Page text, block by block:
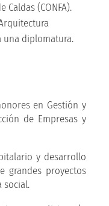
(CONFA).
una diplomatura.
en Gestión y
de Empresas y
y desarrollo
grandes proyectos
social.